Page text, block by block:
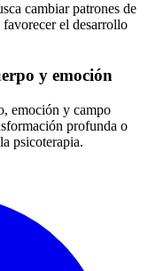
cambiar patrones de
el desarrollo
y emoción
emoción y campo
profunda o
psicoterapia.